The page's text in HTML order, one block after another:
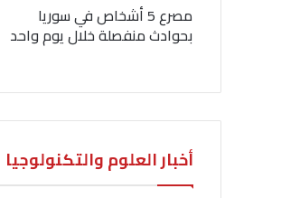
مصرع 5 أشخاص في سوريا
بحوادث منفصلة خلال يوم واحد
أخبار العلوم والتكنولوجيا